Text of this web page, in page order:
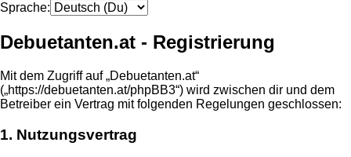
Sprache:
Debuetanten.at - Registrierung
Mit dem Zugriff auf „Debuetanten.at“
(„https://debuetanten.at/phpBB3“) wird zwischen dir und dem
Betreiber ein Vertrag mit folgenden Regelungen geschlossen:
1. Nutzungsvertrag